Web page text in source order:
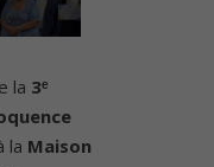
la 3ᵉ
la Maison